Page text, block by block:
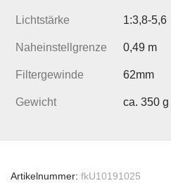
Lichtstärke 1:3,8-5,6
Naheinstellgrenze 0,49 m
Filtergewinde 62mm
Gewicht ca. 350 g
Artikelnummer: fkU10191025